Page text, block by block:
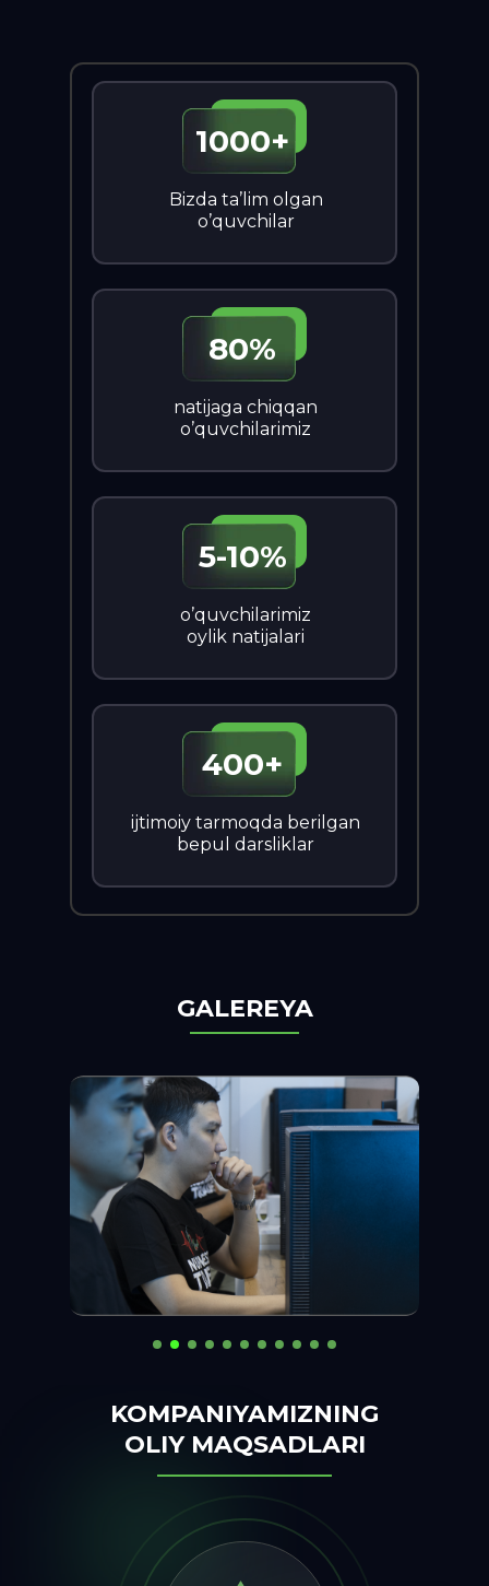
Bizda ta’lim olgan
o’quvchilar
1000+
o’quvchilarimiz
oylik natijalari
5-10%
80%
natijaga chiqqan
o’quvchilarimiz
400+
ijtimoiy tarmoqda berilgan
bepul darsliklar
GALEREYA
KOMPANIYAMIZNING
OLIY MAQSADLARI